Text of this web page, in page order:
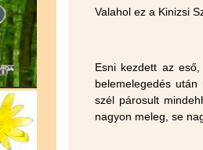
Valahol ez a Kinizsi
Esni kezdett az
belemelegedés
szél párosult
nagyon meleg, se